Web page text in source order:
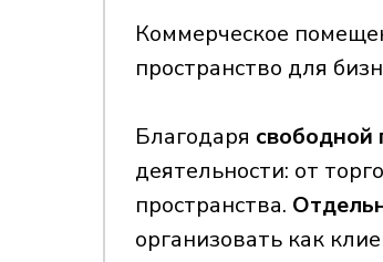
Коммерческое
пространство для
Благодаря свободной
деятельности: от
пространства.
организовать как